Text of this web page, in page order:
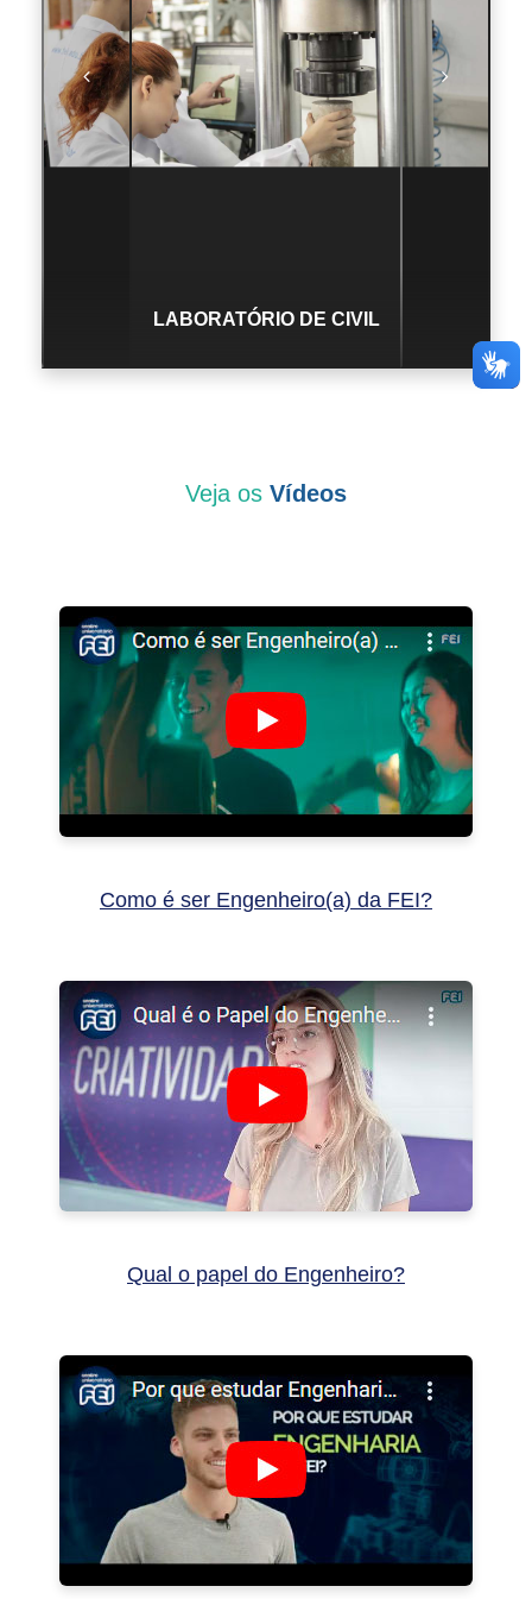
LABORATÓRIO DE CIVIL
Veja os Vídeos
Como é ser Engenheiro(a) da FEI?
Qual o papel do Engenheiro?